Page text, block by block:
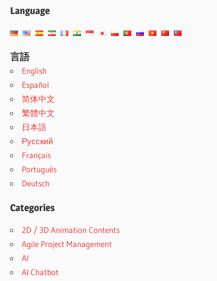
Language
言語
English
Español
简体中文
繁體中文
日本語
Русский
Français
Português
Deutsch
Categories
2D / 3D Animation Contents
Agile Project Management
AI
AI Chatbot